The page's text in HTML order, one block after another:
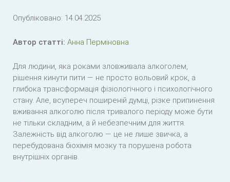
Опубліковано: 14.04.2025
Автор статті: Анна Перміновна
Для людини, яка роками зловживала алкоголем,
рішення кинути пити — не просто вольовий крок, а
глибока трансформація фізіологічного і психологічного
стану. Але, всупереч поширеній думці, різке припинення
вживання алкоголю після тривалого періоду може бути
не тільки складним, а й небезпечним для життя.
Залежність від алкоголю — це не лише звичка, а
перебудована біохімія мозку та порушена робота
внутрішніх органів.